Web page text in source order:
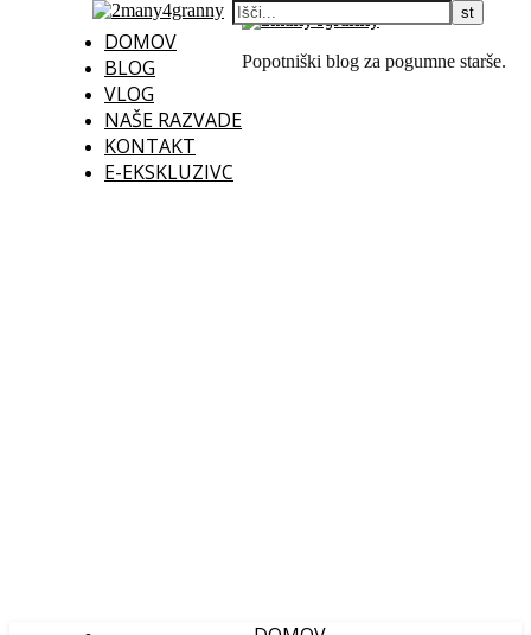
DOMOV
BLOG
VLOG
NAŠE RAZVADE
KONTAKT
E-EKSKLUZIVC
Popotniški blog za pogumne starše.